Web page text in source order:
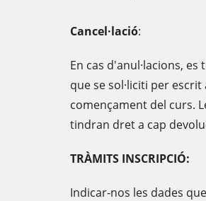
Cancel·lació:
En cas d'anul·lacions,
que se sol·liciti per
començament del curs.
tindran dret a cap
TRÀMITS INSCRIPCIÓ:
Indicar-nos les dades